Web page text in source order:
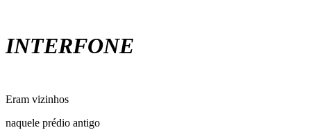
INTERFONE
Eram vizinhos
naquele prédio antigo